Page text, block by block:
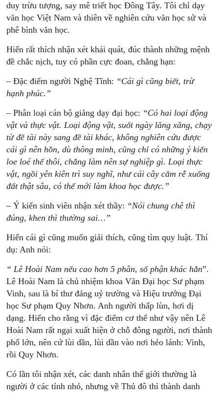
duy trừu tượng, say mê triết học Đông Tây. Tôi chỉ dạy
văn học Việt Nam và thiên về nghiên cứu văn học sử và
phê bình văn học.
Hiến rất thích nhận xét khái quát, đúc thành những mệnh
đề chắc nịch, tuy có phần cực đoan, chẳng hạn:
– Đặc điểm người Nghệ Tĩnh: “Cái gì cũng biết, trừ
hạnh phúc.”
– Phân loại cán bộ giảng dạy đại học: “Có hai loại động
vật và thực vật. Loại động vật, suốt ngày lăng xăng, chạy
từ đề tài này sang đề tài khác, không nghiên cứu được
cái gì nên hồn, dù thông minh, cũng chỉ có những ý kiến
loe loé thế thôi, chẳng làm nên sự nghiệp gì. Loại thực
vật, ngồi yên kiên trì suy nghĩ, như cái cây cắm rễ xuống
đất thật sâu, có thế mới làm khoa học được.”
– Ý kiến sinh viên nhận xét thầy: “Nói chung chê thì
đúng, khen thì thường sai…”
Hiến cái gì cũng muốn giải thích, cũng tìm quy luật. Thí
dụ: Anh nói:
“ Lê Hoài Nam nếu cao hơn 5 phân, số phận khác hẳn”.
Lê Hoài Nam là chủ nhiệm khoa Văn Đại học Sư phạm
Vinh, sau là bí thư đảng uỷ trường và Hiệu trưởng Đại
học Sư phạm Quy Nhơn. Anh người thấp lùn, hơi dị
dạng. Hiến cho rằng vì đặc điểm cơ thể như vậy nên Lê
Hoài Nam rất ngại xuất hiện ở chỗ đông người, nơi thành
phố lớn, nên cứ lùi dần, lùi dần vào nơi hẻo lánh: Vinh,
rồi Quy Nhơn.
Có lần tôi nhận xét, các danh nhân thế giới thường là
người ở các tỉnh nhỏ, nhưng về Thủ đô thì thành danh